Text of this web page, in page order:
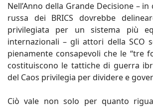
Nell’Anno della Grande Decisione –
russa dei BRICS dovrebbe
privilegiata per un sistema più
internazionali – gli attori della SCO
pienamente consapevoli che le “tre
costituiscono le tattiche di guerra
del Caos privilegia per dividere e
Ciò vale non solo per quanto